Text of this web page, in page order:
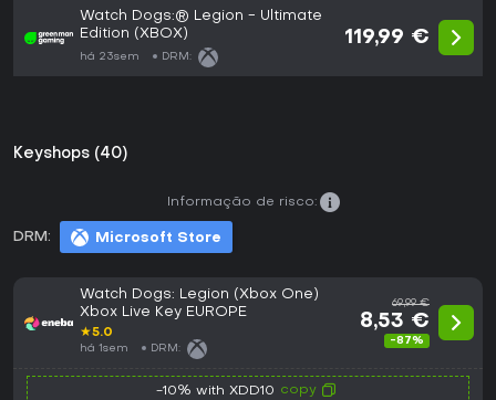
Watch Dogs:® Legion - Ultimate
Edition (XBOX)
há 23sem DRM:
119,99 €
Keyshops (40)
DRM: Microsoft Store
Informação de risco:
Watch Dogs: Legion (Xbox One)
Xbox Live Key EUROPE
★5.0
há 1sem DRM:
69,99 €
8,53 €
-87%
-10% with XDD10 copy